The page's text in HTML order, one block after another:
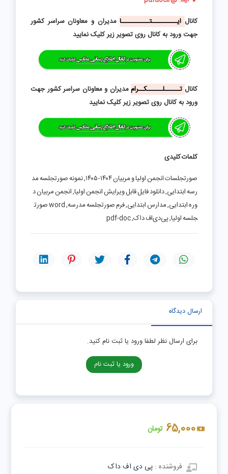
65,000 تومان
فروشنده :پی دی اف داک
کانال ایــــــــــتـــــــــــامدیران و معاونان سراسر کشور
جهت ورود به کانال روی تصویر زیر کلیک نمایید
کانال تــــــلــــــکــراممدیران و معاونان سراسر کشور جهت
ورود به کانال روی تصویر زیر کلیک نمایید
کلمات کلیدی
صورتجلسات انجمن اولیا و مربیان ۱۴۰۴‑۱۴۰۵, نمونه صورتجلسه مد
رسه ابتدایی, دانلود فایل قابل ویرایش انجمن اولیا, انجمن مربیان د
وره ابتدایی, مدارس ابتدایی, فرم صورتجلسه مدرسه, word صورت
جلسه اولیا, پی‌دی‌اف داک, pdf-doc
ارسال دیدگاه
برای ارسال نظر لطفا ورود یا ثبت نام کنید.
ورود یا ثبت نام